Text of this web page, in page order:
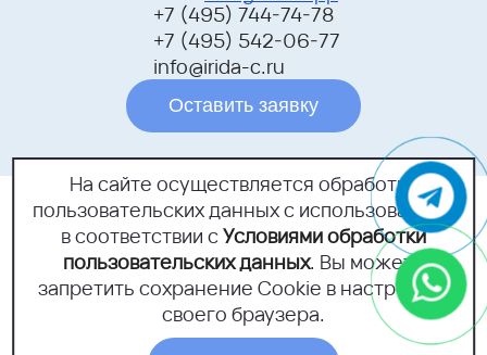
+7 (495) 744-74-78
+7 (495) 542-06-77
info@irida-c.ru
Оставить заявку
На сайте осуществляется обработка
пользовательских данных с использованием
в соответствии сУсловиями обработки
пользовательских данных. Вы можете
запретить сохранение Cookie в настройках
своего браузера.
г.Москва, Открытое шоссе,
дом 18Б, помещение 1
Политика конфиденциальности
Согласие на обработку персональных данных